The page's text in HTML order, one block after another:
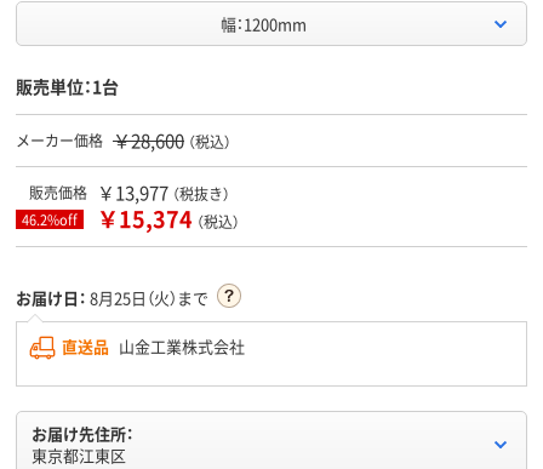
幅：1200mm
販売単位：1台
メーカー価格 ￥28,600 （税込）
販売価格 ￥13,977 （税抜き）
46.2%off ￥15,374 （税込）
お届け日： 8月25日（火）まで
直送品 山金工業株式会社
お届け先住所：
東京都江東区